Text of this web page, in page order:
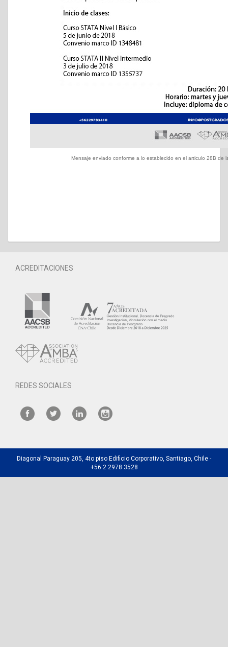
Mensaje enviado conforme a lo establecido en el articulo 28B de
ACREDITACIONES
REDES SOCIALES
Diagonal Paraguay 205, 4to piso Edificio Corporativo, Santiago, Chile -
+56 2 2978 3528